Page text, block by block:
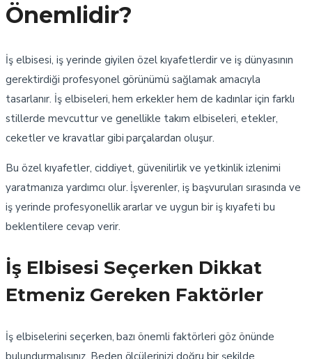
Önemlidir?
İş elbisesi, iş yerinde giyilen özel kıyafetlerdir ve iş dünyasının
gerektirdiği profesyonel görünümü sağlamak amacıyla
tasarlanır. İş elbiseleri, hem erkekler hem de kadınlar için farklı
stillerde mevcuttur ve genellikle takım elbiseleri, etekler,
ceketler ve kravatlar gibi parçalardan oluşur.
Bu özel kıyafetler, ciddiyet, güvenilirlik ve yetkinlik izlenimi
yaratmanıza yardımcı olur. İşverenler, iş başvuruları sırasında ve
iş yerinde profesyonellik ararlar ve uygun bir iş kıyafeti bu
beklentilere cevap verir.
İş Elbisesi Seçerken Dikkat
Etmeniz Gereken Faktörler
İş elbiselerini seçerken, bazı önemli faktörleri göz önünde